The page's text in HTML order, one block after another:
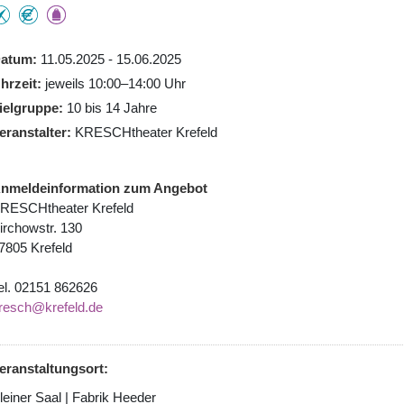
11.05.2025 - 15.06.2025
jeweils 10:00–14:00 Uhr
10 bis 14 Jahre
KRESCHtheater Krefeld
zum Angebot
Krefeld
130
Krefeld
02151 862626
Saal | Fabrik Heeder